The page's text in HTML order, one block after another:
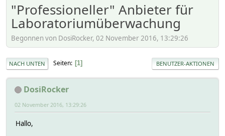
"Professioneller" Anbieter für
Laboratoriumüberwachung
Begonnen von DosiRocker, 02 November 2016, 13:29:26
NACH UNTEN Seiten 1 BENUTZER-AKTIONEN
DosiRocker
02 November 2016, 13:29:26
Hallo,